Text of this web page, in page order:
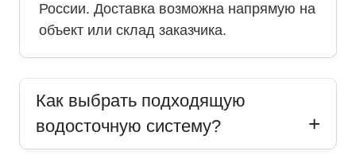
России. Доставка возможна напрямую на
объект или склад заказчика.
Как выбрать подходящую
водосточную систему?